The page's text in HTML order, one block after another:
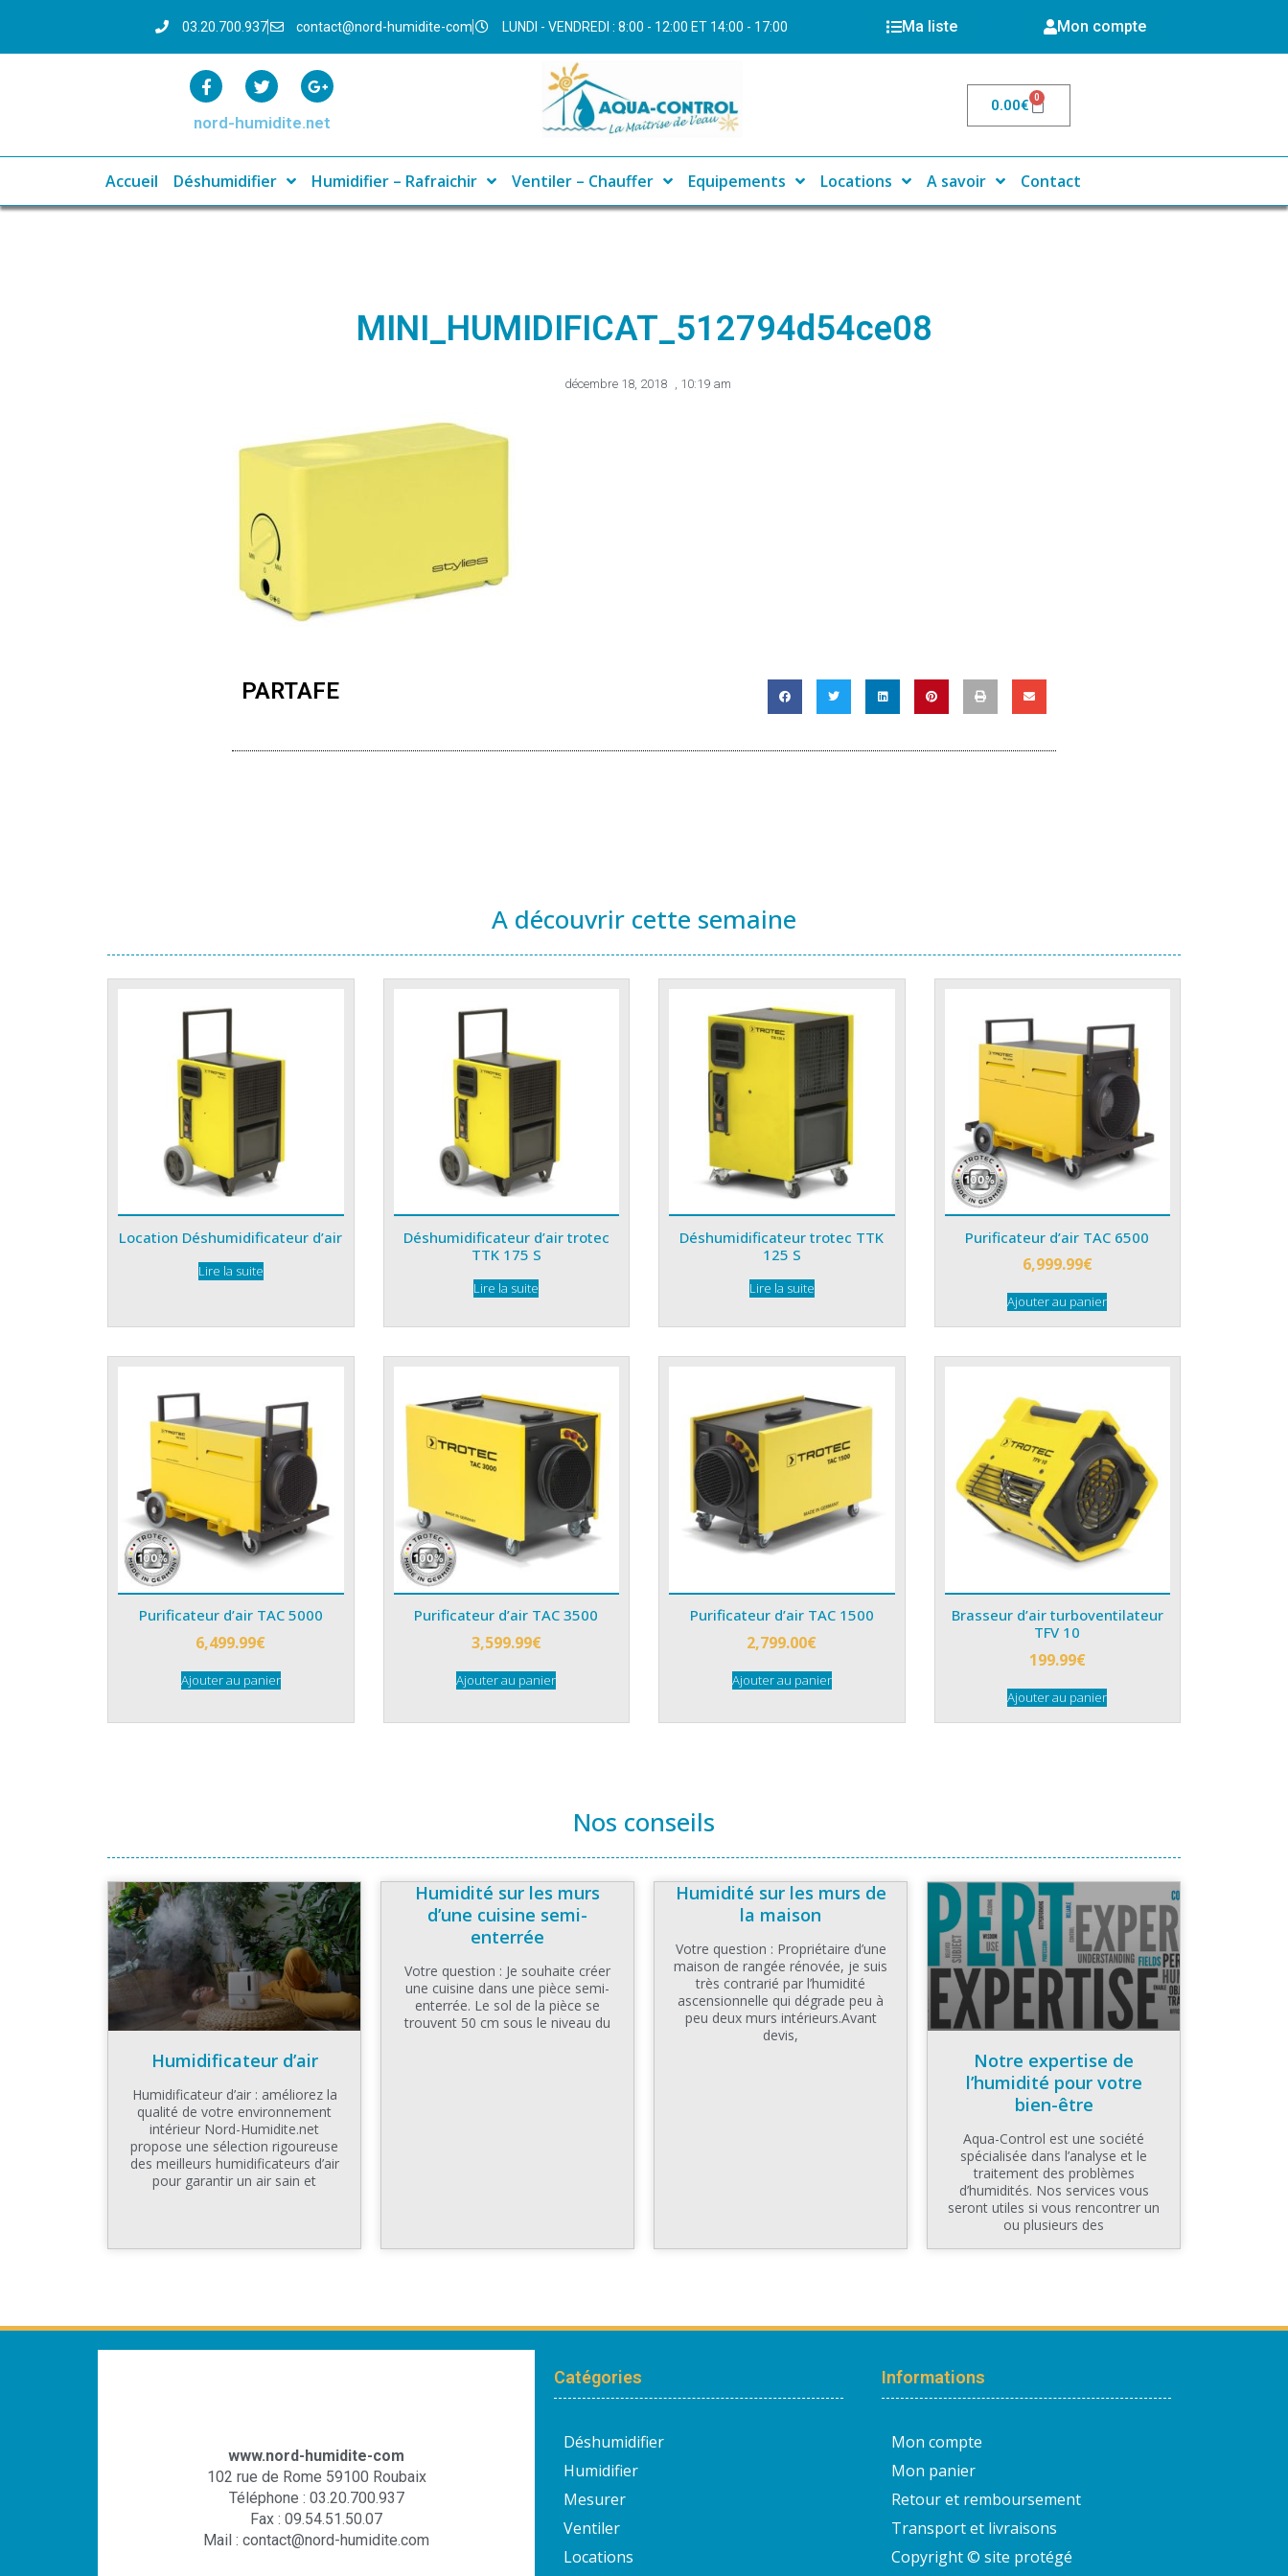
03.20.700.937 contact@nord-humidite-com LUNDI - VENDREDI : 8:00 - 12:00 ET 14:00 - 17:00 Ma liste Mon compte
nord-humidite.net
0.00€ 0
Accueil Déshumidifier Humidifier – Rafraichir Ventiler – Chauffer Equipements Locations A savoir Contact
MINI_HUMIDIFICAT_512794d54ce08
décembre 18, 2018 10:19 am
PARTAFE
A découvrir cette semaine
Location Déshumidificateur d’air
Lire la suite
Déshumidificateur d’air trotec
TTK 175 S
Lire la suite
Déshumidificateur trotec TTK
125 S
Lire la suite
Purificateur d’air TAC 6500
6,999.99€
Ajouter au panier
Purificateur d’air TAC 5000
6,499.99€
Ajouter au panier
Purificateur d’air TAC 3500
3,599.99€
Ajouter au panier
Purificateur d’air TAC 1500
2,799.00€
Ajouter au panier
Brasseur d’air turboventilateur
TFV 10
199.99€
Ajouter au panier
Nos conseils
Humidificateur d’air
Humidificateur d’air : améliorez la
qualité de votre environnement
intérieur Nord-Humidite.net
propose une sélection rigoureuse
des meilleurs humidificateurs d’air
pour garantir un air sain et
Humidité sur les murs
d’une cuisine semi-
enterrée
Votre question : Je souhaite créer
une cuisine dans une pièce semi-
enterrée. Le sol de la pièce se
trouvent 50 cm sous le niveau du
Humidité sur les murs de
la maison
Votre question : Propriétaire d’une
maison de rangée rénovée, je suis
très contrarié par l’humidité
ascensionnelle qui dégrade peu à
peu deux murs intérieurs.Avant
devis,
Notre expertise de
l’humidité pour votre
bien-être
Aqua-Control est une société
spécialisée dans l’analyse et le
traitement des problèmes
d’humidités. Nos services vous
seront utiles si vous rencontrer un
ou plusieurs des
www.nord-humidite-com
102 rue de Rome 59100 Roubaix
Téléphone : 03.20.700.937
Fax : 09.54.51.50.07
Mail : contact@nord-humidite.com
Catégories
Déshumidifier
Humidifier
Mesurer
Ventiler
Locations
Informations
Mon compte
Mon panier
Retour et remboursement
Transport et livraisons
Copyright © site protégé